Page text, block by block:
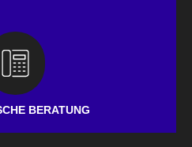
BERATUNG